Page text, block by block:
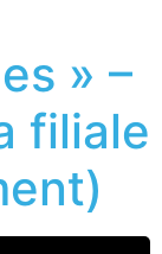
» –
filiale